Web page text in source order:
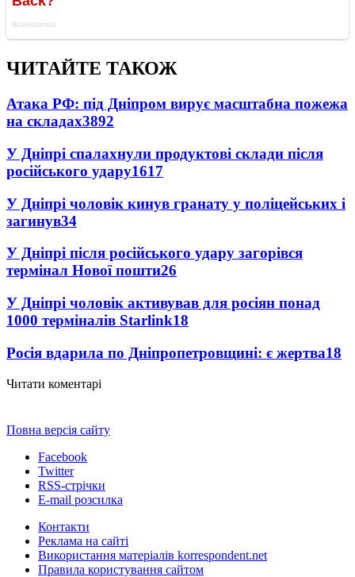
ЧИТАЙТЕ ТАКОЖ
Атака РФ: під Дніпром вирує масштабна пожежа
на складах3892
У Дніпрі спалахнули продуктові склади після
російського удару1617
У Дніпрі чоловік кинув гранату у поліцейських і
загинув34
У Дніпрі після російського удару загорівся
термінал Нової пошти26
У Дніпрі чоловік активував для росіян понад
1000 терміналів Starlink18
Росія вдарила по Дніпропетровщині: є жертва18
Читати коментарі
Повна версія сайту
Facebook
Twitter
RSS-стрічки
E-mail розсилка
Контакти
Реклама на сайті
Використання матеріалів korrespondent.net
Правила користування сайтом